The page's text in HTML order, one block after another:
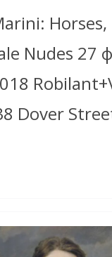
Nudes 27
Dover